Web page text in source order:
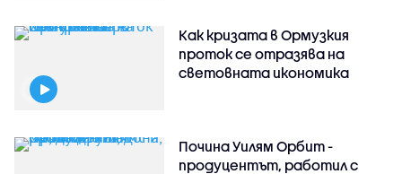
Как кризата в Ормузкия
проток се отразява на
световната икономика
Почина Уилям Орбит -
продуцентът, работил с